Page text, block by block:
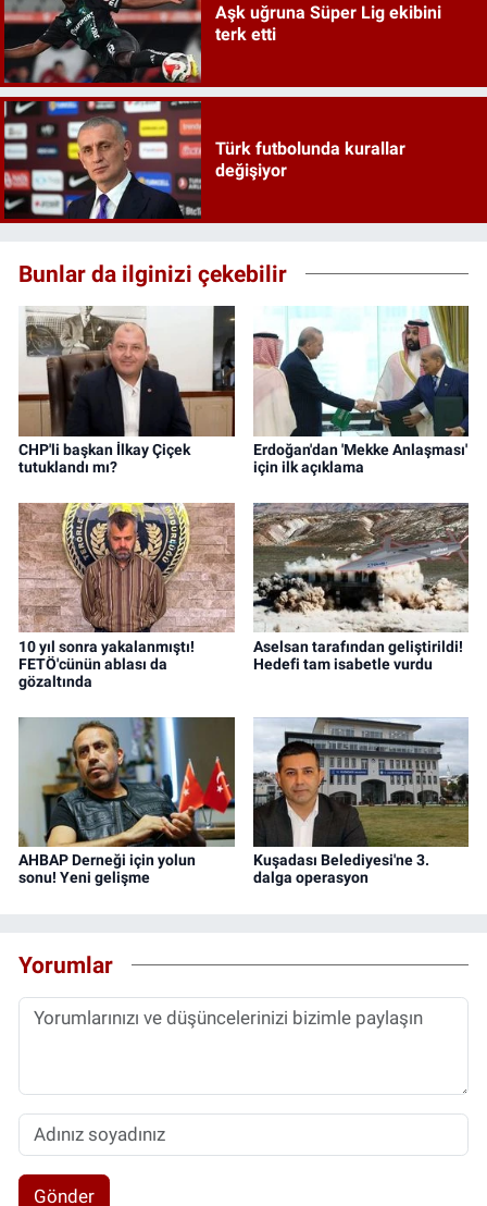
Aşk uğruna Süper Lig ekibini
terk etti
Türk futbolunda kurallar
değişiyor
Bunlar da ilginizi çekebilir
CHP'li başkan İlkay Çiçek
tutuklandı mı?
Erdoğan'dan 'Mekke Anlaşması'
için ilk açıklama
10 yıl sonra yakalanmıştı!
FETÖ'cünün ablası da
gözaltında
Aselsan tarafından geliştirildi!
Hedefi tam isabetle vurdu
AHBAP Derneği için yolun
sonu! Yeni gelişme
Kuşadası Belediyesi'ne 3.
dalga operasyon
Yorumlar
Gönder